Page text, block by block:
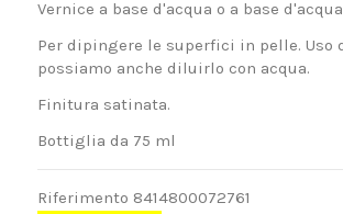
Vernice a base d'acqua o a base
Per dipingere le superfici in pelle. Uso
possiamo anche diluirlo con acqua.
Finitura satinata.
Bottiglia da 75 ml
Riferimento 8414800072761